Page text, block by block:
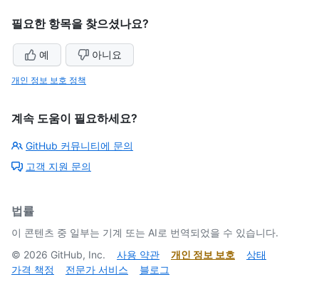
필요한 항목을 찾으셨나요?
예 아니요
개인 정보 보호 정책
계속 도움이 필요하세요?
GitHub 커뮤니티에 문의
고객 지원 문의
법률
이 콘텐츠 중 일부는 기계 또는 AI로 번역되었을 수 있습니다.
© 2026 GitHub, Inc. 사용 약관 개인 정보 보호
상태
가격 책정
전문가 서비스 블로그